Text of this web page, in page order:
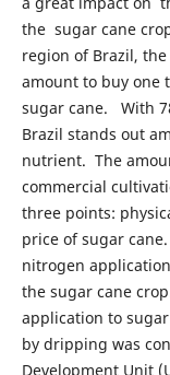
the sugar cane
region of Brazil,
amount to buy one
sugar cane. With
Brazil stands out
nutrient. The
commercial
three points:
price of sugar
nitrogen
the sugar cane
application to
by dripping was
Development Unit